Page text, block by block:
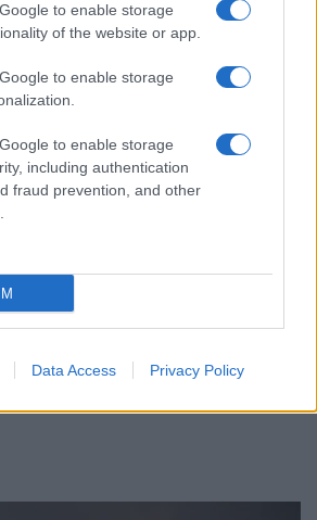
to enable storage
of the website or app.
to enable storage
to enable storage
including authentication
fraud prevention, and other
Data Access Privacy Policy
και Βοιωτία: Ξεκίνησαν οι
σπίτια με ζημιές στο Πόρτο